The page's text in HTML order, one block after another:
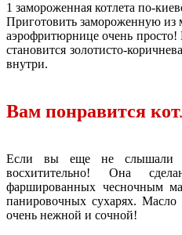
1 замороженная котлета по-
Приготовить замороженную из
аэрофритюрнице очень
становится золотисто-
внутри.
Вам понравится
Если вы еще не слышали о
восхитительно! Она
фаршированных чесночным
панировочных сухарях. Масло
очень нежной и сочной!